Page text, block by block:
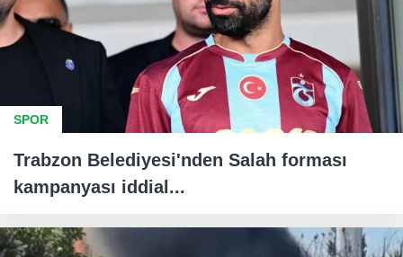
SPOR
Trabzon Belediyesi'nden Salah forması
kampanyası iddial...